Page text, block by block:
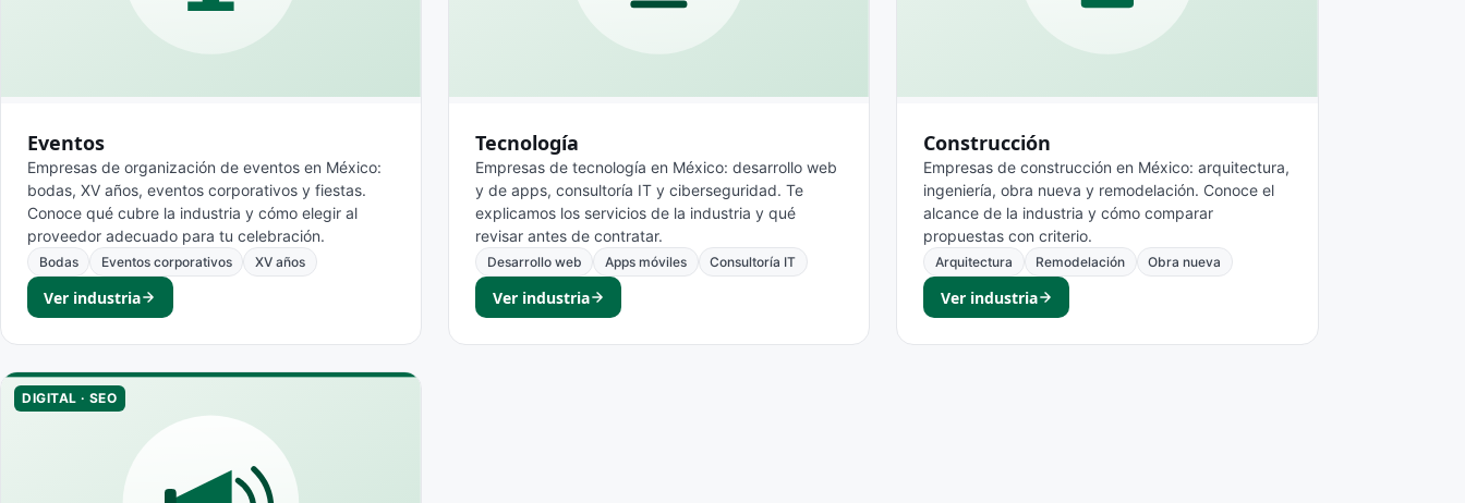
Eventos
Empresas de organización de eventos en México:
bodas, XV años, eventos corporativos y fiestas.
Conoce qué cubre la industria y cómo elegir al
proveedor adecuado para tu celebración.
Bodas Eventos corporativos XV años
Ver industria
Tecnología
Empresas de tecnología en México: desarrollo web
y de apps, consultoría IT y ciberseguridad. Te
explicamos los servicios de la industria y qué
revisar antes de contratar.
Desarrollo web Apps móviles Consultoría IT
Ver industria
Construcción
Empresas de construcción en México: arquitectura,
ingeniería, obra nueva y remodelación. Conoce el
alcance de la industria y cómo comparar
propuestas con criterio.
Arquitectura Remodelación Obra nueva
Ver industria
DIGITAL · SEO